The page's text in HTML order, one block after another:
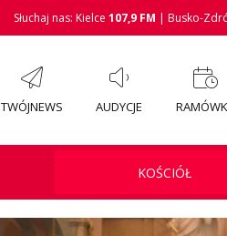
Słuchaj nas: Kielce 107,9 FM | Busko-
TWÓJNEWS AUDYCJE
KOŚCIÓŁ